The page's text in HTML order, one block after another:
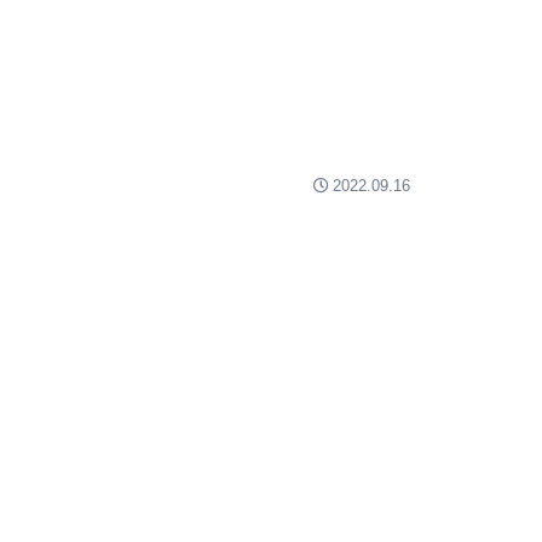
2022.09.16